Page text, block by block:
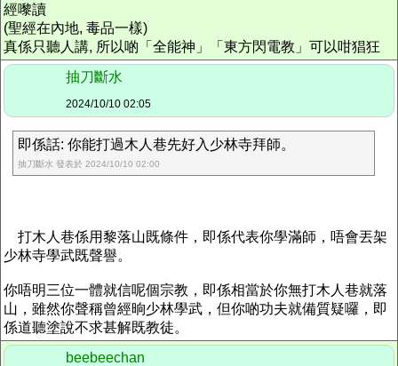
經嚟讀
(聖經在內地, 毒品一樣)
真係只聽人講, 所以啲「全能神」「東方閃電教」可以咁猖狂
抽刀斷水
2024/10/10 02:05
即係話: 你能打過木人巷先好入少林寺拜師。
抽刀斷水 發表於 2024/10/10 02:00
打木人巷係用黎落山既條件，即係代表你學滿師，唔會丟架
少林寺學武既聲譽。
你唔明三位一體就信呢個宗教，即係相當於你無打木人巷就落
山，雖然你聲稱曾經晌少林學武，但你啲功夫就備質疑囉，即
係道聽塗說不求甚解既教徒。
beebeechan